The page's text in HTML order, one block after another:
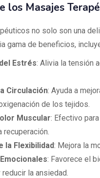
los Masajes
no solo son una
gama de beneficios,
Estrés: Alivia la tensión
Circulación: Ayuda a
de los tejidos.
Muscular: Efectivo
recuperación.
la Flexibilidad: Mejora la
: Favorece el
la ansiedad.